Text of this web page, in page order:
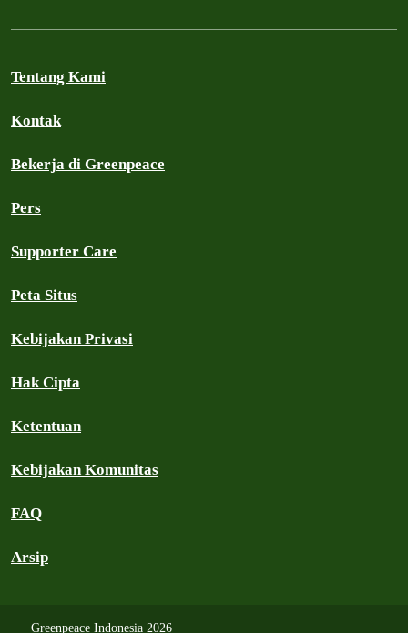
Tentang Kami
Kontak
Bekerja di Greenpeace
Pers
Supporter Care
Peta Situs
Kebijakan Privasi
Hak Cipta
Ketentuan
Kebijakan Komunitas
FAQ
Arsip
Greenpeace Indonesia 2026